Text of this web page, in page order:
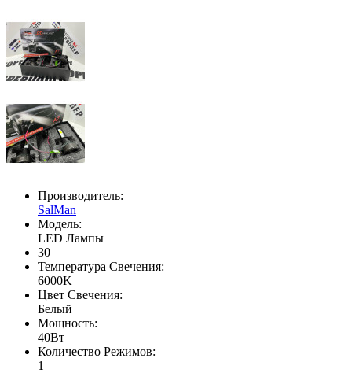
Производитель:
SalMan
Модель:
LED Лампы
30
Температура Свечения:
6000K
Цвет Свечения:
Белый
Мощность:
40Вт
Количество Режимов:
1